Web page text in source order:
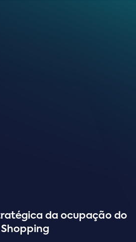
da ocupação do
Shopping